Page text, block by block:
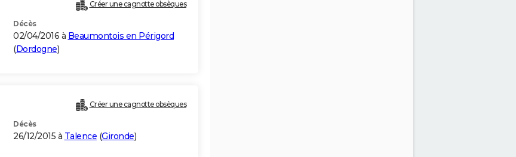
Créer une cagnotte obsèques
Décès
02/04/2016 à Beaumontois en Périgord
(Dordogne)
Créer une cagnotte obsèques
Décès
26/12/2015 à Talence (Gironde)